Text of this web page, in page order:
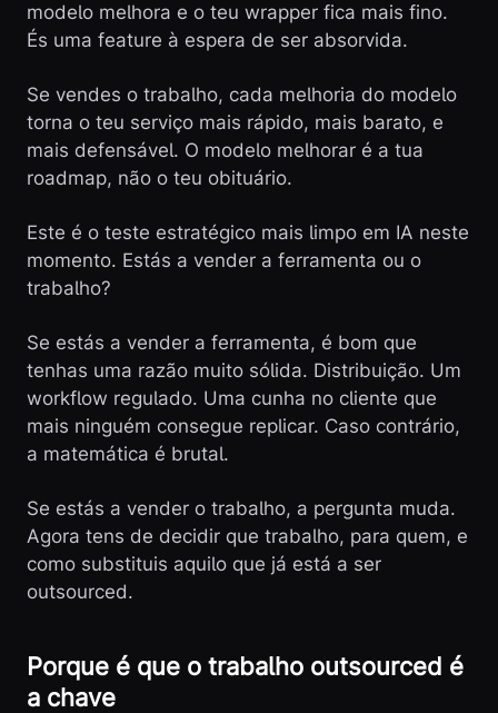
modelo melhora e o teu wrapper fica mais fino.
És uma feature à espera de ser absorvida.
Se vendes o trabalho, cada melhoria do modelo
torna o teu serviço mais rápido, mais barato, e
mais defensável. O modelo melhorar é a tua
roadmap, não o teu obituário.
Este é o teste estratégico mais limpo em IA neste
momento. Estás a vender a ferramenta ou o
trabalho?
Se estás a vender a ferramenta, é bom que
tenhas uma razão muito sólida. Distribuição. Um
workflow regulado. Uma cunha no cliente que
mais ninguém consegue replicar. Caso contrário,
a matemática é brutal.
Se estás a vender o trabalho, a pergunta muda.
Agora tens de decidir que trabalho, para quem, e
como substituis aquilo que já está a ser
outsourced.
Porque é que o trabalho outsourced é
a chave